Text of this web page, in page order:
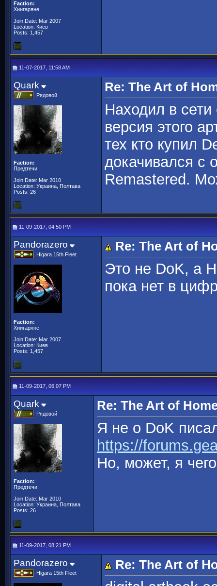
Faction:
Хиигаряне
Join Date: Mar 2007
Location: Киев
Posts: 1,457
11-07-2017, 11:58 AM
Quark
Рядовой
Faction:
Предтечи
Join Date: Mar 2010
Location: Украина, Полтава
Posts: 26
Re: The Art of
Находил в сети
версия этого
тех кто купил
докачивался с
Remastered.
11-09-2017, 04:50 PM
Pandorazero
Higara 15th Fleet
Faction:
Хиигаряне
Join Date: Mar 2007
Location: Киев
Posts: 1,457
Re: The Art of
Это не DoK, а
пока нет в
11-09-2017, 06:07 PM
Quark
Рядовой
Faction:
Предтечи
Join Date: Mar 2010
Location: Украина, Полтава
Posts: 26
Re: The Art of
Я не о DoK
https://
Но, может, я
11-09-2017, 08:21 PM
Pandorazero
Higara 15th Fleet
Re: The Art of